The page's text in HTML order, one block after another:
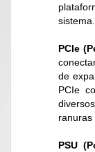
PCIe
de
PCIe
ranuras
PSU